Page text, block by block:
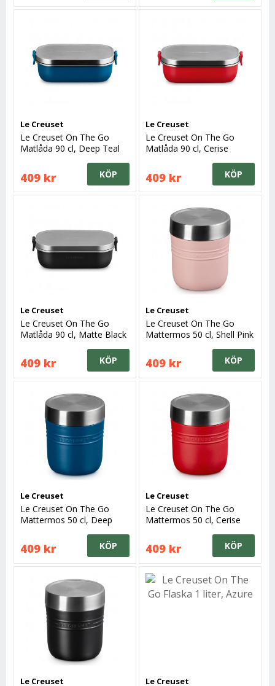
Le Creuset
Le Creuset On The Go
Matlåda 90 cl, Deep Teal
409 kr KÖP
Le Creuset
Le Creuset On The Go
Matlåda 90 cl, Cerise
409 kr KÖP
Le Creuset
Le Creuset On The Go
Matlåda 90 cl, Matte Black
409 kr KÖP
Le Creuset
Le Creuset On The Go
Mattermos 50 cl, Shell Pink
409 kr KÖP
Le Creuset
Le Creuset On The Go
Mattermos 50 cl, Deep
409 kr KÖP
Le Creuset
Le Creuset On The Go
Mattermos 50 cl, Cerise
409 kr KÖP
Le Creuset Le Creuset